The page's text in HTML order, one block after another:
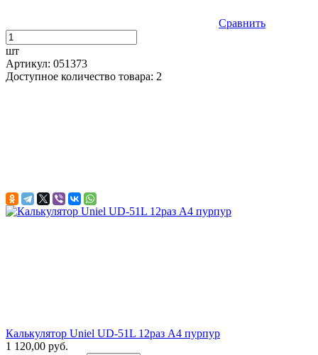
Сравнить
шт
Артикул: 051373
Доступное количество товара: 2
Калькулятор Uniel UD-51L 12раз А4 пурпур
1 120,00 руб.